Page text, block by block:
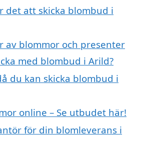
det att skicka blombud i
av blommor och presenter
med blombud i Arild?
du kan skicka blombud i
online – Se utbudet här!
för din blomleverans i